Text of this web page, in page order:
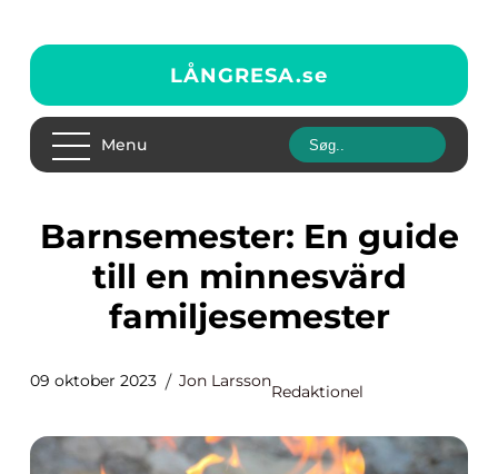
LÅNGRESA.se
Menu
Barnsemester: En guide
till en minnesvärd
familjesemester
09 oktober 2023 Jon Larsson
Redaktionel